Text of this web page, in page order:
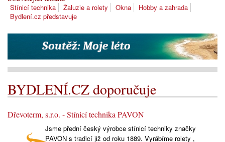
Stínicí technika Žaluzie a rolety Okna
Hobby a zahrada
Bydlení.cz představuje
BYDLENÍ.CZ doporučuje
Dřevoterm, s.r.o. - Stínicí technika PAVON
Jsme přední český výrobce stínicí techniky značky
PAVON s tradicí již od roku 1889. Vyrábíme rolety ,